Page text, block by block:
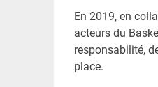
En 2019, en
acteurs du
responsabilité,
place.